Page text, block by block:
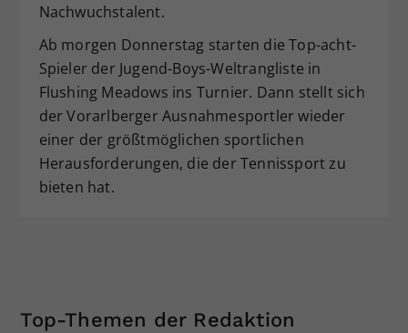
Nachwuchstalent.
Ab morgen Donnerstag starten die Top-acht-
Spieler der Jugend-Boys-Weltrangliste in
Flushing Meadows ins Turnier. Dann stellt sich
der Vorarlberger Ausnahmesportler wieder
einer der größtmöglichen sportlichen
Herausforderungen, die der Tennissport zu
bieten hat.
Top-Themen der Redaktion